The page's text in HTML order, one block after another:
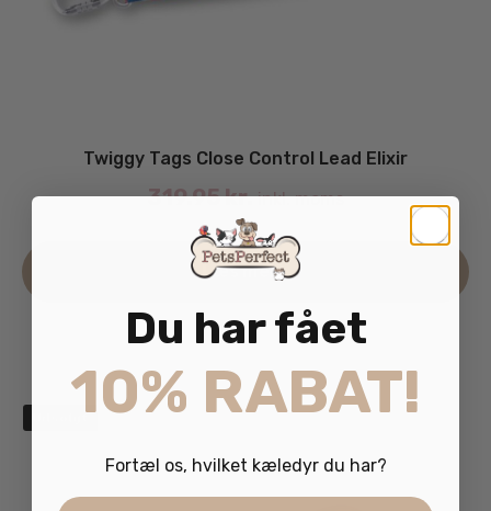
Twiggy Tags Close Control Lead Elixir
319.95kr.inkl. moms
Læs mere
Du har fået
10% RABAT!
Fortæl os, hvilket kæledyr du har?